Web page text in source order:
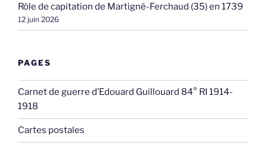
Rôle de capitation de Martigné-Ferchaud (35) en 1739
12 juin 2026
PAGES
Carnet de guerre d’Edouard Guillouard 84° RI 1914-
1918
Cartes postales